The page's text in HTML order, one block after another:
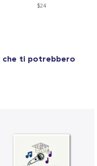
$24
che ti potrebbero